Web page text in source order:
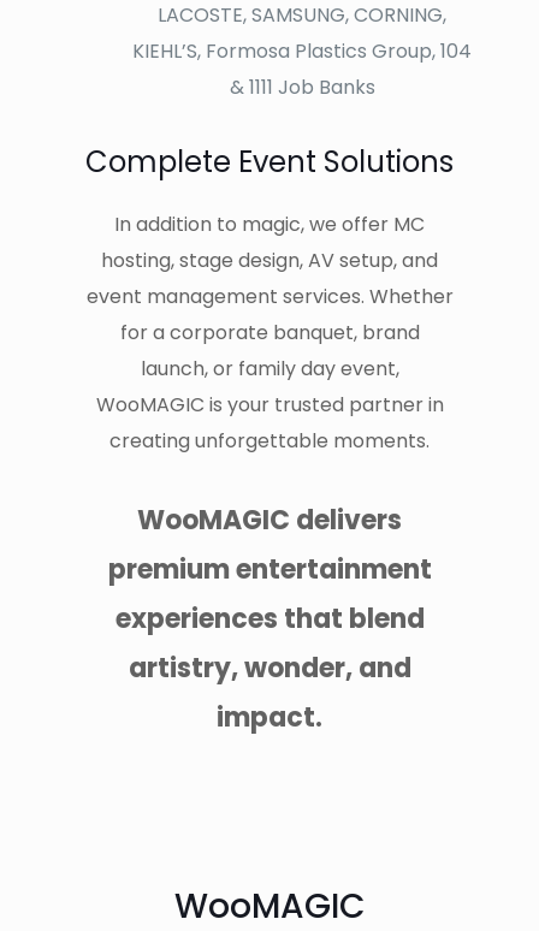
LACOSTE, SAMSUNG, CORNING,
KIEHL’S, Formosa Plastics Group, 104
& 1111 Job Banks
Complete Event Solutions
In addition to magic, we offer MC
hosting, stage design, AV setup, and
event management services. Whether
for a corporate banquet, brand
launch, or family day event,
WooMAGIC is your trusted partner in
creating unforgettable moments.
WooMAGIC delivers
premium entertainment
experiences that blend
artistry, wonder, and
impact.
WooMAGIC